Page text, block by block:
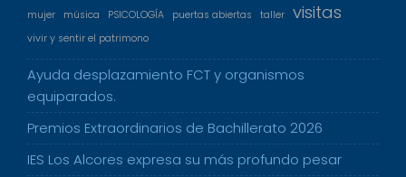
mujer
música PSICOLOGÍA puertas abiertas taller visitas
vivir y sentir el patrimono
Ayuda desplazamiento FCT y organismos
equiparados.
Premios Extraordinarios de Bachillerato 2026
IES Los Alcores expresa su más profundo pesar